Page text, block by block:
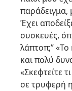
παράδειγμα,
Έχει
συσκευές,
λάπτοπ;” «Το
και πολύ
«Σκεφτείτε
σε τρυφερή